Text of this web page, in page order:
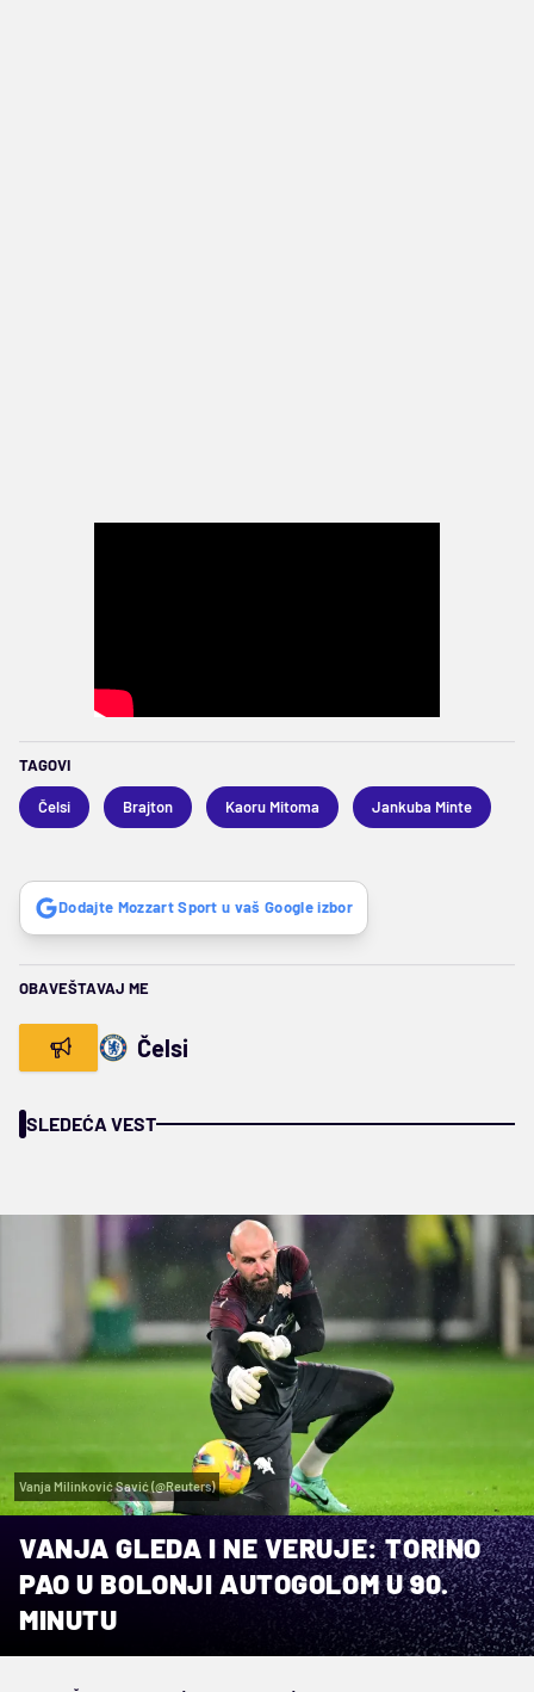
TAGOVI
Čelsi Brajton Kaoru Mitoma Jankuba Minte
Dodajte Mozzart Sport u vaš Google izbor
OBAVEŠTAVAJ ME
Čelsi
SLEDEĆA VEST
Vanja Milinković Savić (@Reuters)
VANJA GLEDA I NE VERUJE: TORINO
PAO U BOLONJI AUTOGOLOM U 90.
MINUTU